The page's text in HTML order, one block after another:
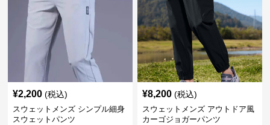
¥2,200 (税込)
スウェットメンズ シンプル細身
スウェットパンツ
¥8,200 (税込)
スウェットメンズ アウトドア風
カーゴジョガーパンツ